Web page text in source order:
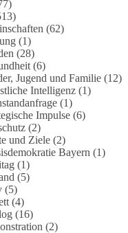
warten viele Menschen bis
Entscheidungen
waren notwendig und
die Verantwortung für die
Kinder, Familien,
Vertrauen in unseren
(62)
(1)
(28)
(6)
Jugend und Familie(12)
Intelligenz(1)
(1)
Impulse(6)
(2)
und Ziele(2)
Bayern (1)
(1)
(5)
(5)
(4)
(16)
(2)